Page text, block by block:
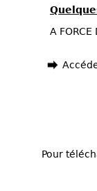
A FORCE
Pour